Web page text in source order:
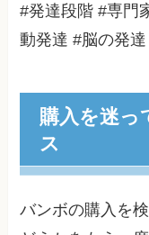
#発達段階 #専門
動発達 #脳の発達
購入を迷っ
ス
バンボの購入を